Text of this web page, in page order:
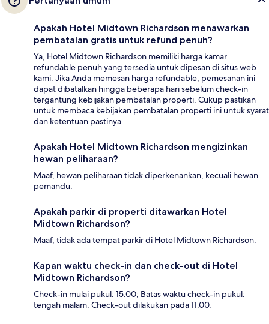
Apakah Hotel Midtown Richardson menawarkan
pembatalan gratis untuk refund penuh?
Ya, Hotel Midtown Richardson memiliki harga kamar
refundable penuh yang tersedia untuk dipesan di situs web
kami. Jika Anda memesan harga refundable, pemesanan ini
dapat dibatalkan hingga beberapa hari sebelum check-in
tergantung kebijakan pembatalan properti. Cukup pastikan
untuk membaca kebijakan pembatalan properti ini untuk syarat
dan ketentuan pastinya.
Apakah Hotel Midtown Richardson mengizinkan
hewan peliharaan?
Maaf, hewan peliharaan tidak diperkenankan, kecuali hewan
pemandu.
Apakah parkir di properti ditawarkan Hotel
Midtown Richardson?
Maaf, tidak ada tempat parkir di Hotel Midtown Richardson.
Kapan waktu check-in dan check-out di Hotel
Midtown Richardson?
Check-in mulai pukul: 15.00; Batas waktu check-in pukul:
tengah malam. Check-out dilakukan pada 11.00.